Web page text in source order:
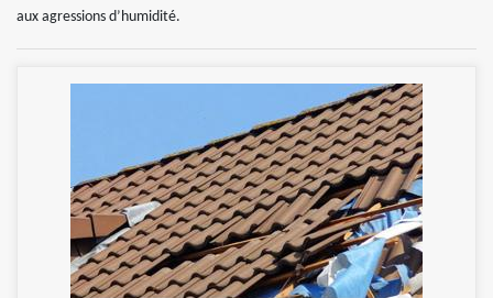
aux agressions d’humidité.